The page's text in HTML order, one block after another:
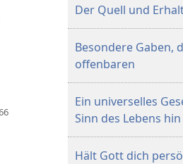
Der Quell und
Besondere Gaben,
offenbaren
Ein universelles
Sinn des Lebens hin
Hält Gott dich